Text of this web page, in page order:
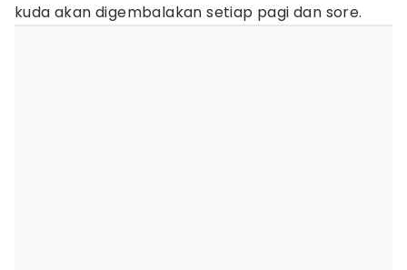
kuda akan digembalakan setiap pagi dan sore.